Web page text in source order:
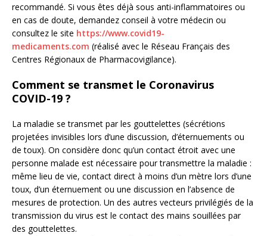
recommandé. Si vous êtes déjà sous anti-inflammatoires ou
en cas de doute, demandez conseil à votre médecin ou
consultez le site https://www.covid19-
medicaments.com (réalisé avec le Réseau Français des
Centres Régionaux de Pharmacovigilance).
Comment se transmet le Coronavirus
COVID-19 ?
La maladie se transmet par les gouttelettes (sécrétions
projetées invisibles lors d’une discussion, d’éternuements ou
de toux). On considère donc qu’un contact étroit avec une
personne malade est nécessaire pour transmettre la maladie :
même lieu de vie, contact direct à moins d’un mètre lors d’une
toux, d’un éternuement ou une discussion en l’absence de
mesures de protection. Un des autres vecteurs privilégiés de la
transmission du virus est le contact des mains souillées par
des gouttelettes.